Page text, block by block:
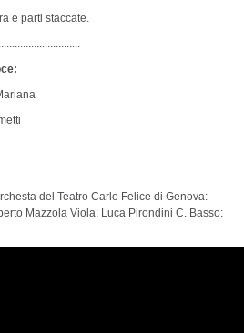
e parti staccate.
del Teatro Carlo Felice di Genova:
Mazzola Viola: Luca Pirondini C. Basso: